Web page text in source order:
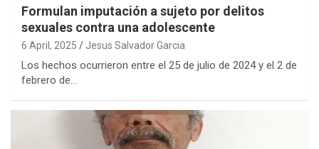
Formulan imputación a sujeto por delitos
sexuales contra una adolescente
6 April, 2025 Jesus Salvador Garcia
Los hechos ocurrieron entre el 25 de julio de 2024 y el 2 de
febrero de…